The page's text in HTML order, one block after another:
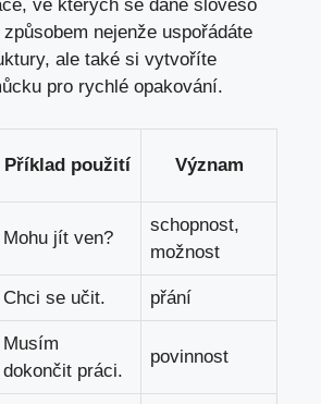
ve kterých se dané sloveso
nejenže ⁣uspořádáte
ale také si vytvoříte
pro rychlé opakování.
Příklad použití Význam
Mohu⁤ jít ven?
schopnost,
možnost
Chci se učit. přání
Musím
dokončit práci.
povinnost